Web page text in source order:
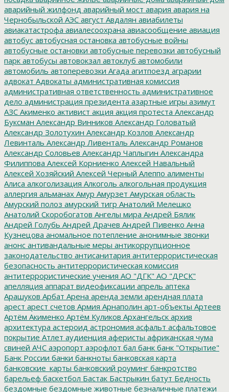
аварийный жилфонд аварийный мост авария авария на
Чернобыльской АЭС август Авдалян авиабилеты
авиакатастрофа авиалесоохрана авиасообщение авиация
автобус автобусная остановка автобусные войны
автобусные остановки автобусные перевозки автобусный
парк автобусы автовокзал автоклуб автомобили
автомобиль автоперевозки Агада агитпоезд аграрии
адвокат Адвокаты административная комиссия
административная ответственность административное
дело администрация президента азартные игры азимут
АЗС Акименко активист акция акция протеста Александр
Буксман Александр Винников Александр Головатый
Александр Золотухин Александр Козлов Александр
Левинталь Александр Ливенталь Александр Романов
Александр Соловьев Александр Чаплыгин Александра
Филиппова Алексей Корниенко Алексей Навальный
Алексей Хозяйский Алексей Черный Алеппо алименты
Алиса алкоголизация Алкоголь алкогольная продукция
аллергия альманах Амур Амурзет Амурская область
Амурский полоз амурский тигр Анатолий Мелешко
Анатолий Скоробогатов Ангелы мира Андрей Бялик
Андрей Голубь Андрей Драчев Андрей Пивенко Анна
Кузнецова аномальное потепление анонимные звонки
анонс антивандальные меры антикоррупционное
законодательство антисанитария антитеррористическая
безопасность антитеррористическая комиссия
антитеррористические учения АО "ДГК" АО "ДРСК"
апелляция аппарат видеофиксации апрель аптека
Арашуков Арбат Арена аренда земли арендная плата
арест арест счетов Армия Арнаполин арт-объекты Артеев
Артём Акименко Артём Куликов Архангельск архив
архитектура астероид астрономия асфальт асфальтовое
покрытие Атлет аудиенция аферисты африканская чума
свиней АЧС аэропорт аэрофлот бал банк банк "Открытие"
Банк России банки банкноты банковская карта
банковские_карты банковский роуминг банкротство
барельеф баскетбол Бастак Бастрыкин батут Бедность
бездомные бездомные животные безналичные платежи